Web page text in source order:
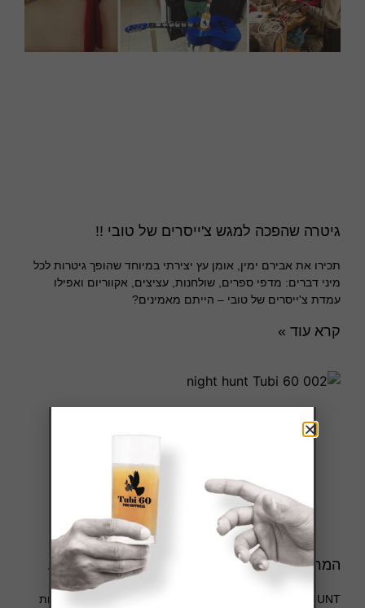
גיטרה שהפכה למגש צ'ייסרים של טובי !!
תכירו את אבירם ימין, אומן עץ יצירתי במיוחד שהופך גיטרות לכל
מיני דברים: מדפי ספרים, שולחנות, עציצים, אקווריום ואפילו
עמדת צ'ייסרים של טובי – הייתם מאמינים?
קרא עוד »
המרוץ הסודי שלא שמעתם עליו מגיע לבאר שבע
NIGHTHUNT חוזר לבאר שבע: עשרות אנשים אבודים במנהרות